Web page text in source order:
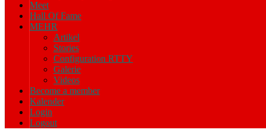
Meet
Hall Of Fame
MEHR
Artikel
Stories
Configuration RTTY
Galerie
Videos
Become a member
Kalender
Login
Logout